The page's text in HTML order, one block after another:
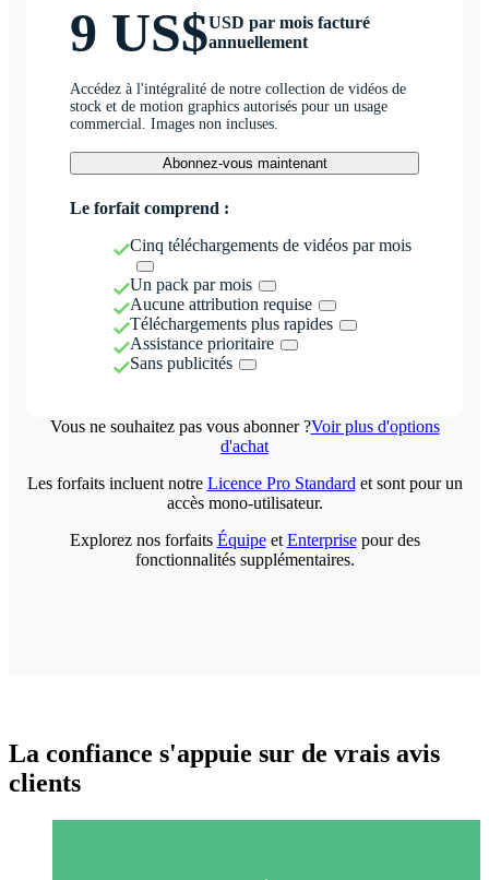
9 US$USD par mois facturé
annuellement
Accédez à l'intégralité de notre collection de vidéos de
stock et de motion graphics autorisés pour un usage
commercial. Images non incluses.
Abonnez-vous maintenant
Le forfait comprend :
Cinq téléchargements de vidéos par mois
Un pack par mois
Aucune attribution requise
Téléchargements plus rapides
Assistance prioritaire
Sans publicités
Vous ne souhaitez pas vous abonner ?Voir plus d'options
d'achat
Les forfaits incluent notre Licence Pro Standard et sont pour un
accès mono-utilisateur.
Explorez nos forfaits Équipeet Enterprisepour des
fonctionnalités supplémentaires.
La confiance s'appuie sur de vrais avis
clients